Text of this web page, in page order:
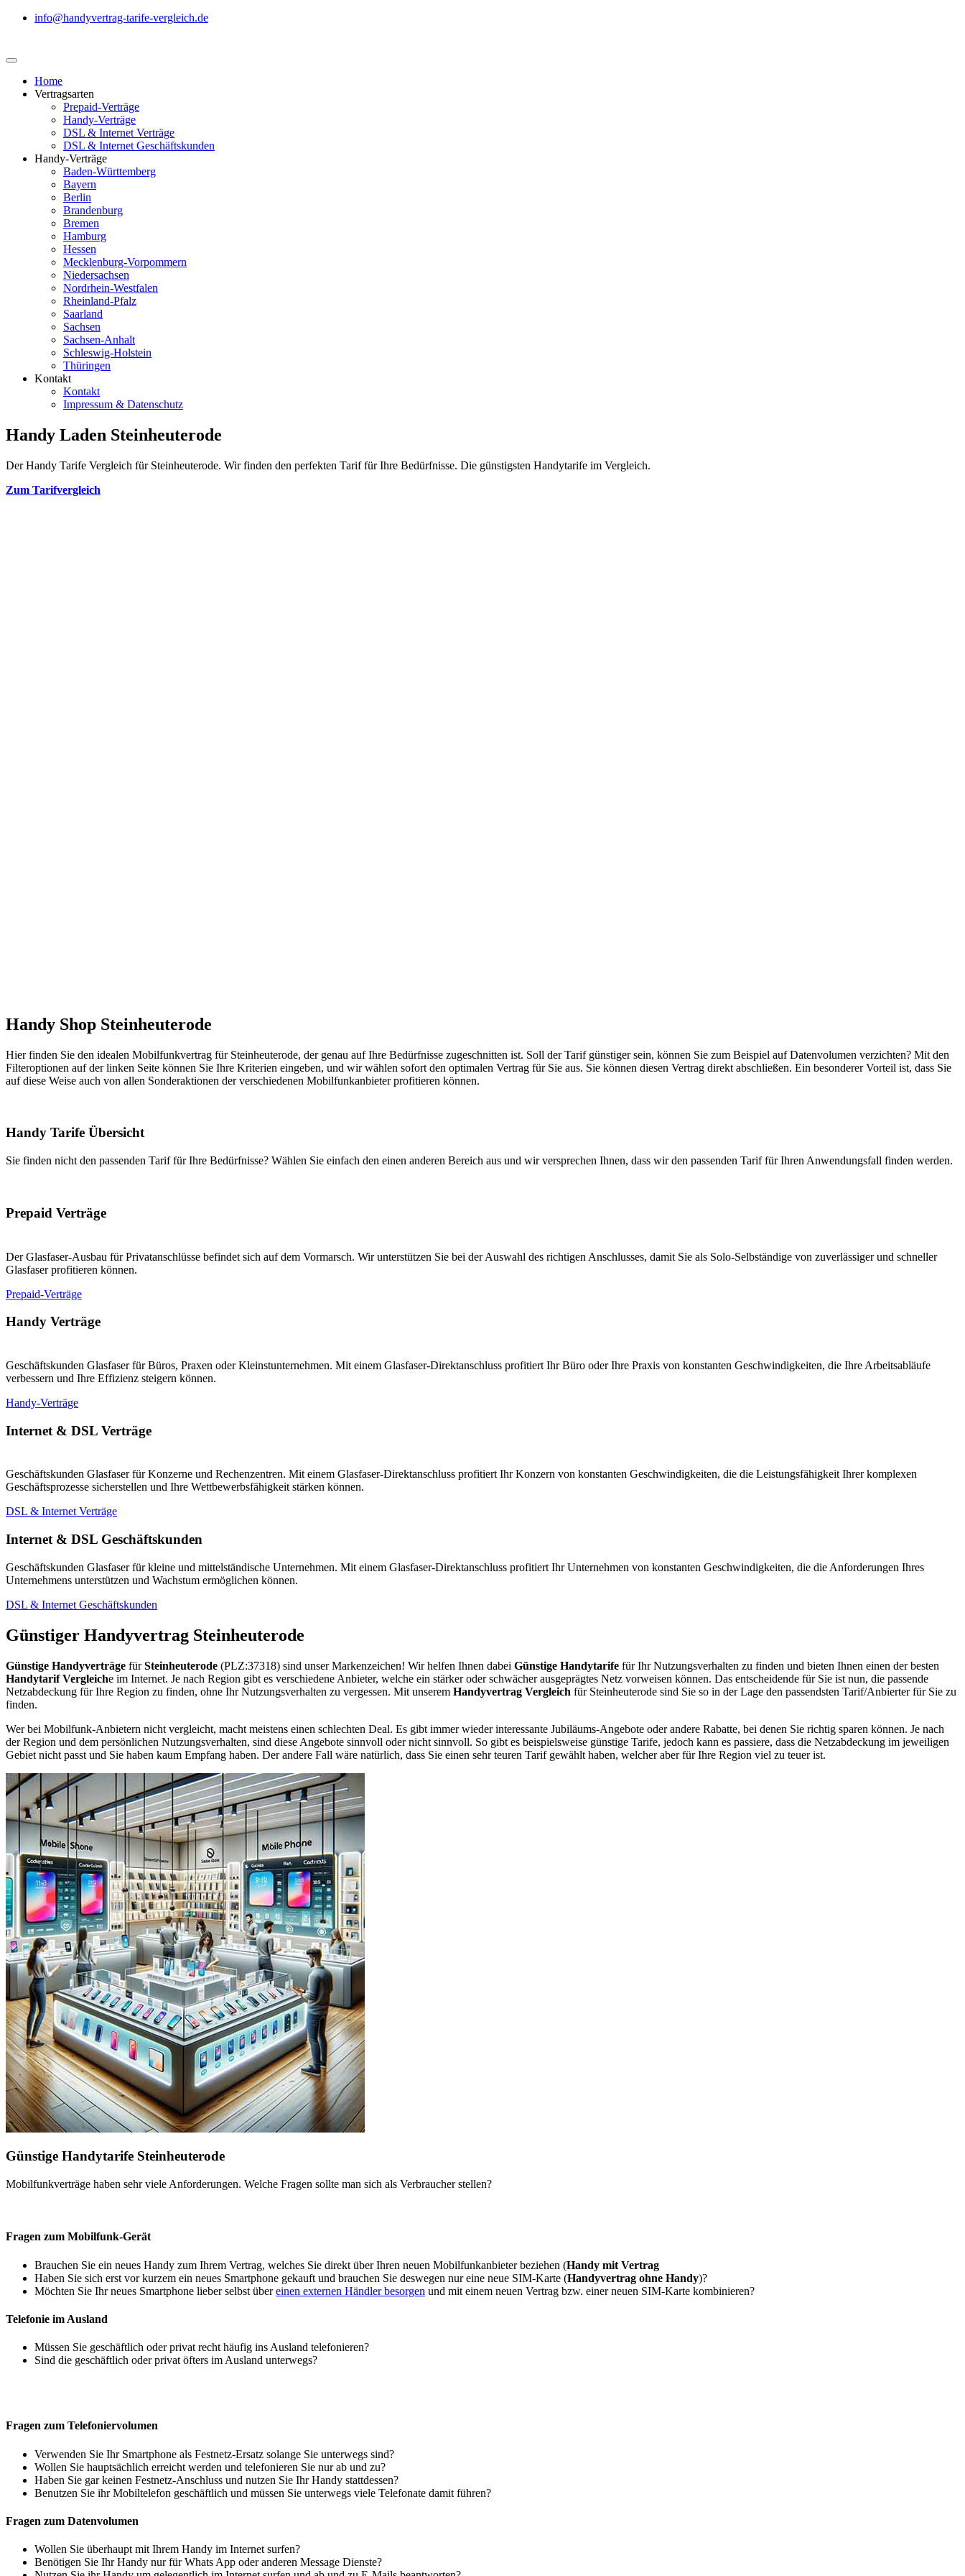
info@handyvertrag-tarife-vergleich.de
Home
Vertragsarten
Prepaid-Verträge
Handy-Verträge
DSL & Internet Verträge
DSL & Internet Geschäftskunden
Handy-Verträge
Baden-Württemberg
Bayern
Berlin
Brandenburg
Bremen
Hamburg
Hessen
Mecklenburg-Vorpommern
Niedersachsen
Nordrhein-Westfalen
Rheinland-Pfalz
Saarland
Sachsen
Sachsen-Anhalt
Schleswig-Holstein
Thüringen
Kontakt
Kontakt
Impressum & Datenschutz
Handy Laden Steinheuterode
Der Handy Tarife Vergleich für Steinheuterode. Wir finden den perfekten Tarif für Ihre Bedürfnisse. Die günstigsten Handytarife im Vergleich.
Zum Tarifvergleich
Handy Shop Steinheuterode
Hier finden Sie den idealen Mobilfunkvertrag für Steinheuterode, der genau auf Ihre Bedürfnisse zugeschnitten ist. Soll der Tarif günstiger sein, können Sie zum Beispiel auf Datenvolumen verzichten? Mit den
Filteroptionen auf der linken Seite können Sie Ihre Kriterien eingeben, und wir wählen sofort den optimalen Vertrag für Sie aus. Sie können diesen Vertrag direkt abschließen. Ein besonderer Vorteil ist, dass Sie
auf diese Weise auch von allen Sonderaktionen der verschiedenen Mobilfunkanbieter profitieren können.
Handy Tarife Übersicht
Sie finden nicht den passenden Tarif für Ihre Bedürfnisse? Wählen Sie einfach den einen anderen Bereich aus und wir versprechen Ihnen, dass wir den passenden Tarif für Ihren Anwendungsfall finden werden.
Prepaid Verträge
Der Glasfaser-Ausbau für Privatanschlüsse befindet sich auf dem Vormarsch. Wir unterstützen Sie bei der Auswahl des richtigen Anschlusses, damit Sie als Solo-Selbständige von zuverlässiger und schneller
Glasfaser profitieren können.
Prepaid-Verträge
Handy Verträge
Geschäftskunden Glasfaser für Büros, Praxen oder Kleinstunternehmen. Mit einem Glasfaser-Direktanschluss profitiert Ihr Büro oder Ihre Praxis von konstanten Geschwindigkeiten, die Ihre Arbeitsabläufe
verbessern und Ihre Effizienz steigern können.
Handy-Verträge
Internet & DSL Verträge
Geschäftskunden Glasfaser für Konzerne und Rechenzentren. Mit einem Glasfaser-Direktanschluss profitiert Ihr Konzern von konstanten Geschwindigkeiten, die die Leistungsfähigkeit Ihrer komplexen
Geschäftsprozesse sicherstellen und Ihre Wettbewerbsfähigkeit stärken können.
DSL & Internet Verträge
Internet & DSL Geschäftskunden
Geschäftskunden Glasfaser für kleine und mittelständische Unternehmen. Mit einem Glasfaser-Direktanschluss profitiert Ihr Unternehmen von konstanten Geschwindigkeiten, die die Anforderungen Ihres
Unternehmens unterstützen und Wachstum ermöglichen können.
DSL & Internet Geschäftskunden
Günstiger Handyvertrag Steinheuterode
Günstige Handyverträge fürSteinheuterode (PLZ:37318) sind unser Markenzeichen! Wir helfen Ihnen dabei Günstige Handytarife für Ihr Nutzungsverhalten zu finden und bieten Ihnen einen der besten
Handytarif Vergleiche im Internet. Je nach Region gibt es verschiedene Anbieter, welche ein stärker oder schwächer ausgeprägtes Netz vorweisen können. Das entscheidende für Sie ist nun, die passende
Netzabdeckung für Ihre Region zu finden, ohne Ihr Nutzungsverhalten zu vergessen. Mit unserem Handyvertrag Vergleich für Steinheuterode sind Sie so in der Lage den passendsten Tarif/Anbierter für Sie zu
finden.
Wer bei Mobilfunk-Anbietern nicht vergleicht, macht meistens einen schlechten Deal. Es gibt immer wieder interessante Jubiläums-Angebote oder andere Rabatte, bei denen Sie richtig sparen können. Je nach
der Region und dem persönlichen Nutzungsverhalten, sind diese Angebote sinnvoll oder nicht sinnvoll. So gibt es beispielsweise günstige Tarife, jedoch kann es passiere, dass die Netzabdeckung im jeweiligen
Gebiet nicht passt und Sie haben kaum Empfang haben. Der andere Fall wäre natürlich, dass Sie einen sehr teuren Tarif gewählt haben, welcher aber für Ihre Region viel zu teuer ist.
Günstige Handytarife Steinheuterode
Mobilfunkverträge haben sehr viele Anforderungen. Welche Fragen sollte man sich als Verbraucher stellen?
Fragen zum Mobilfunk-Gerät
Brauchen Sie ein neues Handy zum Ihrem Vertrag, welches Sie direkt über Ihren neuen Mobilfunkanbieter beziehen (Handy mit Vertrag
Haben Sie sich erst vor kurzem ein neues Smartphone gekauft und brauchen Sie deswegen nur eine neue SIM-Karte (Handyvertrag ohne Handy)?
Möchten Sie Ihr neues Smartphone lieber selbst übereinen externen Händler besorgen und mit einem neuen Vertrag bzw. einer neuen SIM-Karte kombinieren?
Telefonie im Ausland
Müssen Sie geschäftlich oder privat recht häufig ins Ausland telefonieren?
Sind die geschäftlich oder privat öfters im Ausland unterwegs?
Fragen zum Telefoniervolumen
Verwenden Sie Ihr Smartphone als Festnetz-Ersatz solange Sie unterwegs sind?
Wollen Sie hauptsächlich erreicht werden und telefonieren Sie nur ab und zu?
Haben Sie gar keinen Festnetz-Anschluss und nutzen Sie Ihr Handy stattdessen?
Benutzen Sie ihr Mobiltelefon geschäftlich und müssen Sie unterwegs viele Telefonate damit führen?
Fragen zum Datenvolumen
Wollen Sie überhaupt mit Ihrem Handy im Internet surfen?
Benötigen Sie Ihr Handy nur für Whats App oder anderen Message Dienste?